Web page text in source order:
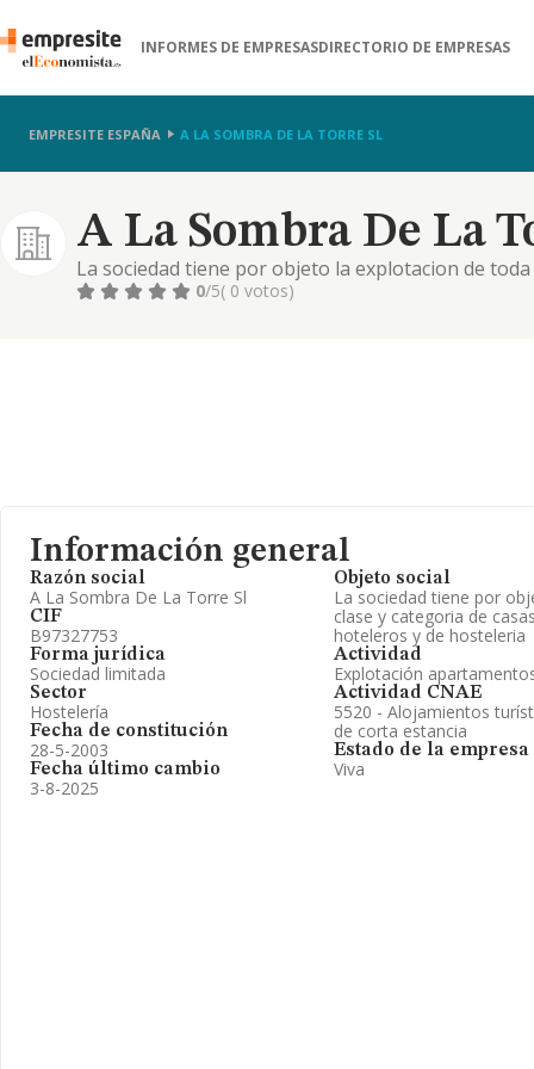
INFORMES DE EMPRESASDIRECTORIO DE EMPRESAS
EMPRESITE ESPAÑA A LA SOMBRA DE LA TORRE SL
A La Sombra De La
La sociedad tiene por objeto la explotacion de
establecimientos hoteleros y de hosteleria
0/5( 0 votos)
Información general
Razón social
A La Sombra De La Torre Sl
CIF
B97327753
Forma jurídica
Sociedad limitada
Sector
Hostelería
Fecha de constitución
28-5-2003
Fecha último cambio
3-8-2025
Objeto social
La sociedad tiene por
clase y categoria de
hoteleros y de hosteleria
Actividad
Explotación
Actividad CNAE
5520 - Alojamientos
de corta estancia
Estado de la empresa
Viva